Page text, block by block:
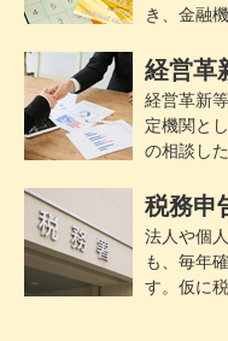
き、金融
経営革
経営革新
定機関と
の相談し
税務申
法人や個
も、毎年
す。仮に